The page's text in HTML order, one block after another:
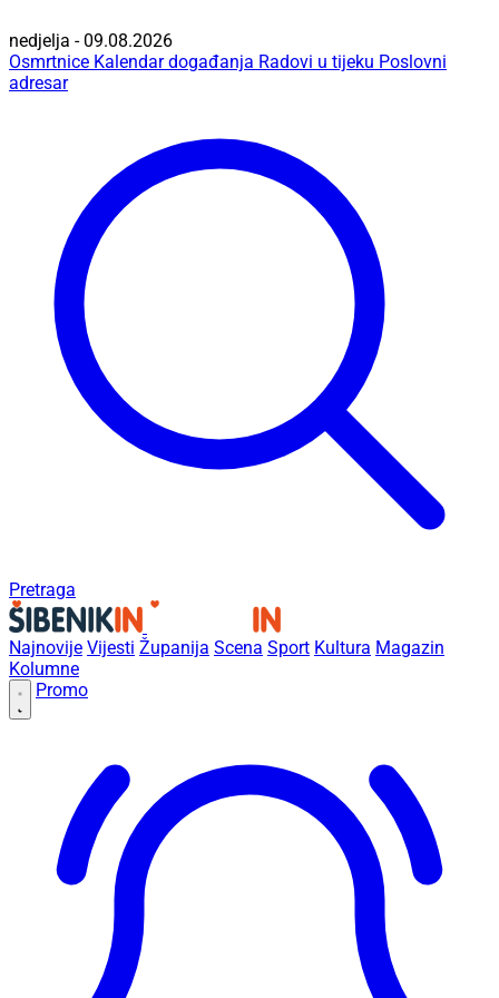
nedjelja - 09.08.2026
Osmrtnice Kalendar događanja Radovi u tijeku Poslovni
adresar
Pretraga
Najnovije Vijesti Županija Scena Sport Kultura Magazin
Kolumne
Promo